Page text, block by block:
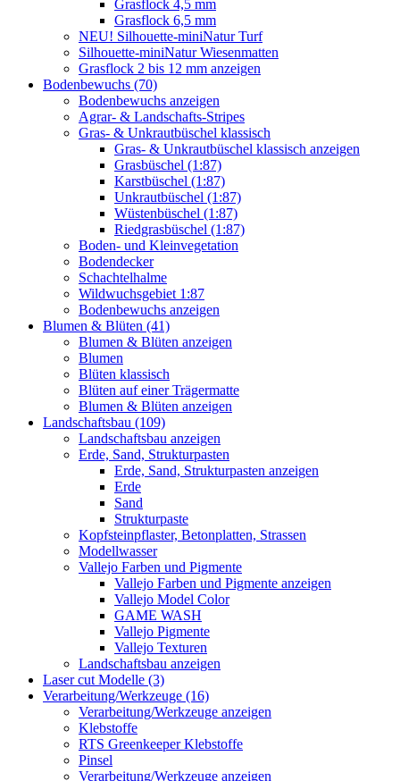
Grasflock 4,5 mm
Grasflock 6,5 mm
NEU! Silhouette-miniNatur Turf
Silhouette-miniNatur Wiesenmatten
Grasflock 2 bis 12 mm anzeigen
Bodenbewuchs (70)
Bodenbewuchs anzeigen
Agrar- & Landschafts-Stripes
Gras- & Unkrautbüschel klassisch
Gras- & Unkrautbüschel klassisch anzeigen
Grasbüschel (1:87)
Karstbüschel (1:87)
Unkrautbüschel (1:87)
Wüstenbüschel (1:87)
Riedgrasbüschel (1:87)
Boden- und Kleinvegetation
Bodendecker
Schachtelhalme
Wildwuchsgebiet 1:87
Bodenbewuchs anzeigen
Blumen & Blüten (41)
Blumen & Blüten anzeigen
Blumen
Blüten klassisch
Blüten auf einer Trägermatte
Blumen & Blüten anzeigen
Landschaftsbau (109)
Landschaftsbau anzeigen
Erde, Sand, Strukturpasten
Erde, Sand, Strukturpasten anzeigen
Erde
Sand
Strukturpaste
Kopfsteinpflaster, Betonplatten, Strassen
Modellwasser
Vallejo Farben und Pigmente
Vallejo Farben und Pigmente anzeigen
Vallejo Model Color
GAME WASH
Vallejo Pigmente
Vallejo Texturen
Landschaftsbau anzeigen
Laser cut Modelle (3)
Verarbeitung/Werkzeuge (16)
Verarbeitung/Werkzeuge anzeigen
Klebstoffe
RTS Greenkeeper Klebstoffe
Pinsel
Verarbeitung/Werkzeuge anzeigen